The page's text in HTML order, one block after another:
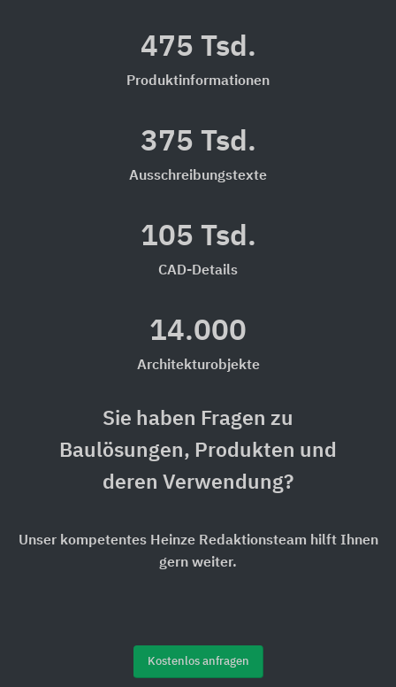
475 Tsd.
Produktinformationen
375 Tsd.
Ausschreibungstexte
105 Tsd.
CAD-Details
14.000
Architekturobjekte
Sie haben Fragen zu
Baulösungen, Produkten und
deren Verwendung?
Unser kompetentes Heinze Redaktionsteam hilft Ihnen
gern weiter.
Kostenlos anfragen